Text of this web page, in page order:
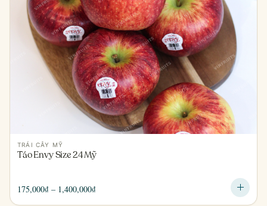
TRÁI CÂY MỸ
Táo Envy Size 24 Mỹ
175,000₫ – 1,400,000₫